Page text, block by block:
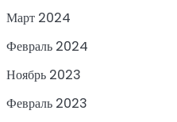
Март 2024
Февраль 2024
Ноябрь 2023
Февраль 2023